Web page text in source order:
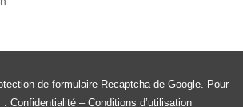
de formulaire Recaptcha de Google. Pour
: Confidentialité – Conditions d’utilisation